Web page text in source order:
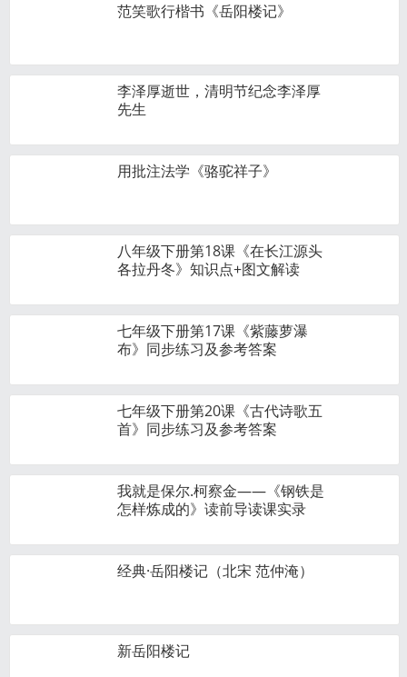
范笑歌行楷书《岳阳楼记》
李泽厚逝世，清明节纪念李泽厚
先生
用批注法学《骆驼祥子》
八年级下册第18课《在长江源头
各拉丹冬》知识点+图文解读
七年级下册第17课《紫藤萝瀑
布》同步练习及参考答案
七年级下册第20课《古代诗歌五
首》同步练习及参考答案
我就是保尔.柯察金——《钢铁是
怎样炼成的》读前导读课实录
经典·岳阳楼记（北宋 范仲淹）
新岳阳楼记